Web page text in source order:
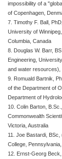
impossibility of a
of Copenhagen,
7. Timothy F. Ball,
University of
Columbia, Canada
8. Douglas W. Barr,
Engineering,
and water resources),
9. Romuald Bartnik,
of the Department of
Department of
10. Colin Barton,
Commonwealth
Victoria, Australia
11. Joe Bastardi,
College, Pennsylvania,
12. Ernst-Georg